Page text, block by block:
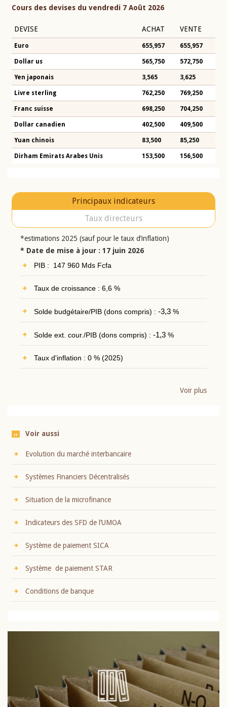
Cours des devises du vendredi 7 Août 2026
DEVISE ACHAT VENTE
Euro 655,957 655,957
Dollar us 565,750 572,750
Yen japonais 3,565 3,625
Livre sterling 762,250 769,250
Franc suisse 698,250 704,250
Dollar canadien 402,500 409,500
Yuan chinois 83,500 85,250
Dirham Emirats Arabes Unis 153,500 156,500
Principaux indicateurs
Taux directeurs
*estimations 2025 (sauf pour le taux d’inflation)
* Date de mise à jour : 17 juin 2026
PIB : 147 960 Mds Fcfa
Taux de croissance : 6,6 %
Solde budgétaire/PIB (dons compris) : -3,3%
Solde ext. cour./PIB (dons compris) : -1,3%
Taux d'inflation : 0 % (2025)
Voir plus
Voir aussi
Evolution du marché interbancaire
Systèmes Financiers Décentralisés
Situation de la microfinance
Indicateurs des SFD de l’UMOA
Système de paiement SICA
Système de paiement STAR
Conditions de banque